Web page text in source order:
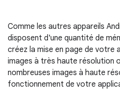
Comme les autres appareils
disposent d'une quantité de
créez la mise en page de votre
images à très haute résolution
nombreuses images à haute
fonctionnement de votre